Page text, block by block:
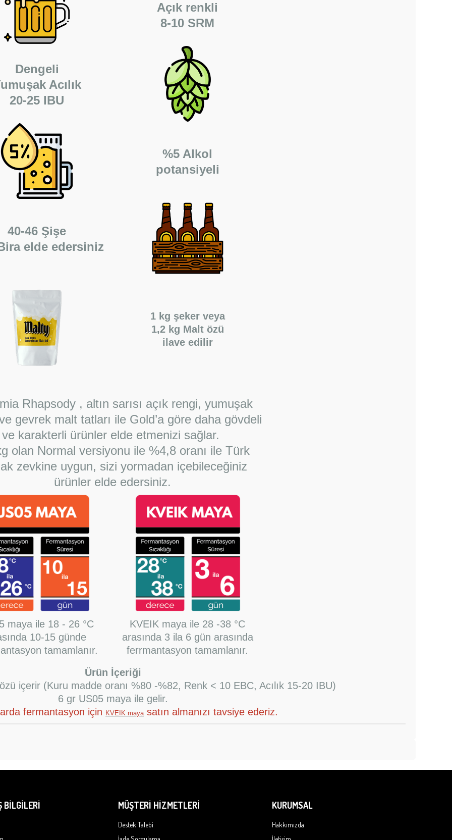
Açık renkli
8-10 SRM
Dengeli
Acılık
20-25 IBU
%5 Alkol
potansiyeli
40-46 Şişe
elde edersiniz
1 kg şeker veya
1,2 kg Malt özü
ilave edilir
Rhapsody , altın sarısı açık rengi, yumuşak
ve gevrek malt tatları ile Gold’a göre daha gövdeli
ve karakterli ürünler elde etmenizi sağlar.
olan Normal versiyonu ile %4,8 oranı ile Türk
zevkine uygun, sizi yormadan içebileceğiniz
ürünler elde edersiniz.
maya ile 18 - 26 °C
10-15 günde
tamamlanır.
KVEIK maya ile 28 -38 °C
arasında 3 ila 6 gün arasında
ferrmantasyon tamamlanır.
Ürün İçeriği
içerir (Kuru madde oranı %80 -%82, Renk < 10 EBC, Acılık 15-20 IBU)
6 gr US05 maya ile gelir.
fermantasyon için KVEIK mayasatın almanızı tavsiye ederiz.
BİLGİLERİ MÜŞTERİ HİZMETLERİ
Destek Talebi
KURUMSAL
Hakkımızda